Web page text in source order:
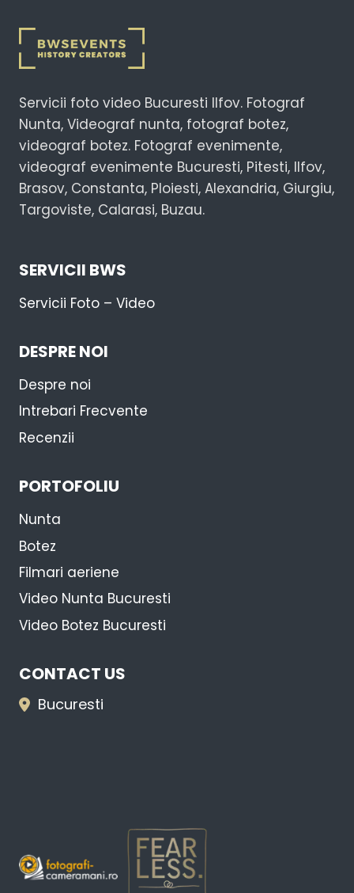
Servicii foto video Bucuresti Ilfov. Fotograf
Nunta, Videograf nunta, fotograf botez,
videograf botez. Fotograf evenimente,
videograf evenimente Bucuresti, Pitesti, Ilfov,
Brasov, Constanta, Ploiesti, Alexandria, Giurgiu,
Targoviste, Calarasi, Buzau.
SERVICII BWS
Servicii Foto – Video
DESPRE NOI
Despre noi
Intrebari Frecvente
Recenzii
PORTOFOLIU
Nunta
Botez
Filmari aeriene
Video Nunta Bucuresti
Video Botez Bucuresti
CONTACT US
Bucuresti